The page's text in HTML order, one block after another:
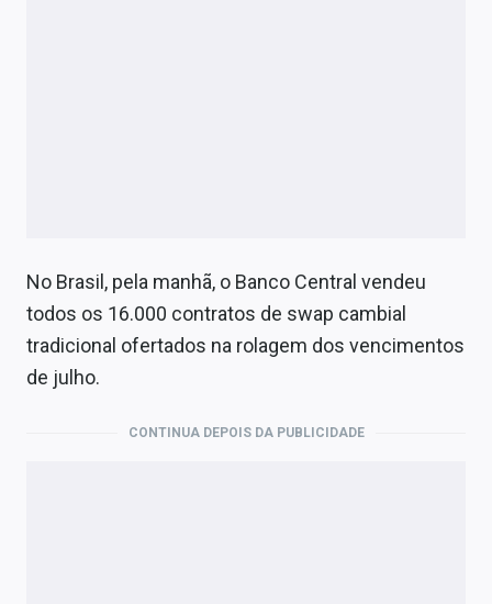
No Brasil, pela manhã, o Banco Central vendeu
todos os 16.000 contratos de swap cambial
tradicional ofertados na rolagem dos vencimentos
de julho.
CONTINUA DEPOIS DA PUBLICIDADE